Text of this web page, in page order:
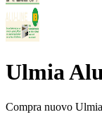
Ulmia
Compra nuovo